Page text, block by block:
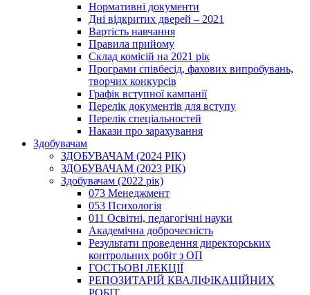
Нормативні документи
Дні відкритих дверей – 2021
Вартість навчання
Правила прийому
Склад комісій на 2021 рік
Програми співбесід, фахових випробувань,
творчих конкурсів
Графік вступної кампанії
Перелік документів для вступу
Перелік спеціальностей
Накази про зарахування
Здобувачам
ЗДОБУВАЧАМ (2024 РІК)
ЗДОБУВАЧАМ (2023 РІК)
Здобувачам (2022 рік)
073 Менеджмент
053 Психологія
011 Освітні, педагогічні науки
Академічна доброчесність
Результати проведення директорських
контрольних робіт з ОП
ГОСТЬОВІ ЛЕКЦІЇ
РЕПОЗИТАРІЙ КВАЛІФІКАЦІЙНИХ
РОБІТ